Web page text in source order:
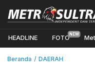
HEADLINE FOTO
Beranda DAERAH